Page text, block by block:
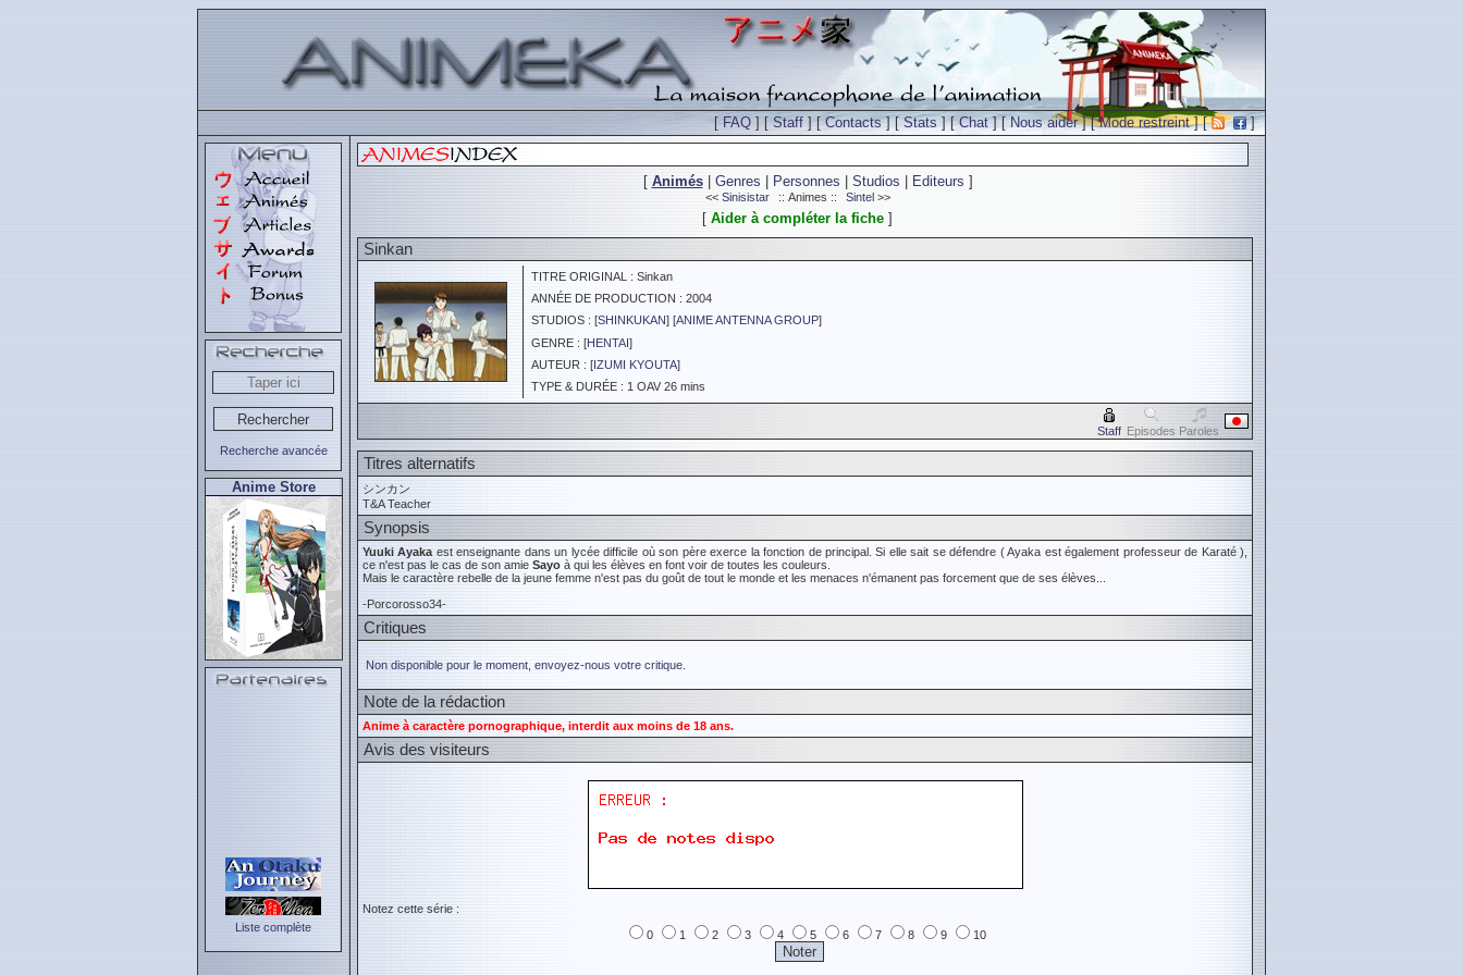
[FAQ ] [Staff ] [Contacts] [Stats] [Chat] [Nous aider] [Mode restreint] [ ]
Recherche avancée
Anime Store
Liste complète
[ Animés| Genres Personnes Studios Editeurs ]
<< Sinisistar :: Animes :: Sintel >>
[ Aider à compléter la fiche]
Sinkan
TITRE ORIGINAL : Sinkan
ANNÉE DE PRODUCTION : 2004
STUDIOS : [SHINKUKAN] [ANIME ANTENNA GROUP]
GENRE : [HENTAI]
AUTEUR : [IZUMI KYOUTA]
TYPE & DURÉE : 1 OAV 26 mins
Staff Episodes Paroles
Titres alternatifs
シンカン
T&A Teacher
Synopsis
Yuuki Ayaka est enseignante dans un lycée difficile où son père exerce la fonction de principal. Si elle sait se défendre ( Ayaka est également professeur de Karaté ),
ce n'est pas le cas de son amie Sayo à qui les élèves en font voir de toutes les couleurs.
Mais le caractère rebelle de la jeune femme n'est pas du goût de tout le monde et les menaces n'émanent pas forcement que de ses élèves...
-Porcorosso34-
Critiques
Non disponible pour le moment, envoyez-nous votre critique.
Note de la rédaction
Anime à caractère pornographique, interdit aux moins de 18 ans.
Avis des visiteurs
Notez cette série :
0
1 2 3 4 5 6 7 8 9 10